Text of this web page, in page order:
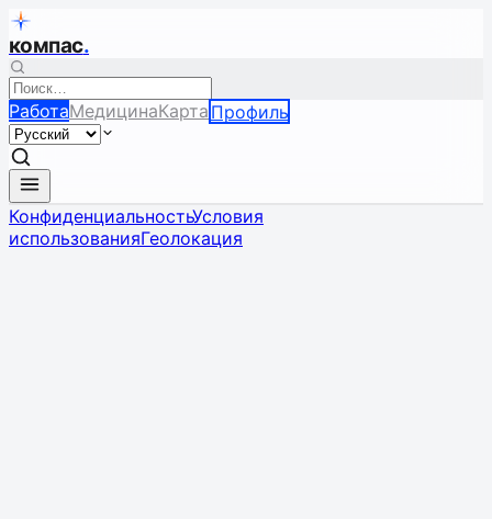
компас.
РаботаМедицинаКарта Профиль
КонфиденциальностьУсловия
использованияГеолокация